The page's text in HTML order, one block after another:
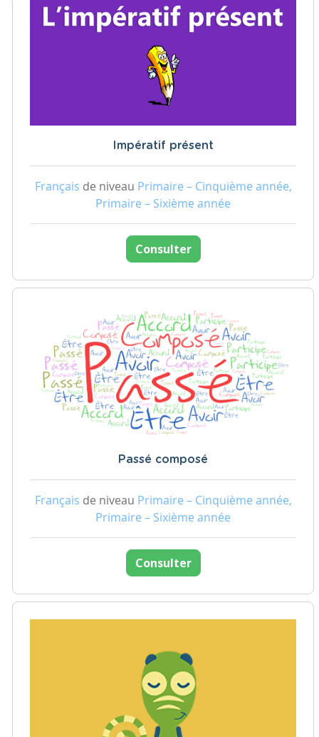
Impératif présent
Français de niveau Primaire – Cinquième année,
Primaire – Sixième année
Consulter
Passé composé
Français de niveau Primaire – Cinquième année,
Primaire – Sixième année
Consulter